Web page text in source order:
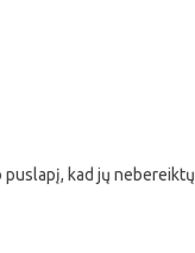
kad jų nebereiktų